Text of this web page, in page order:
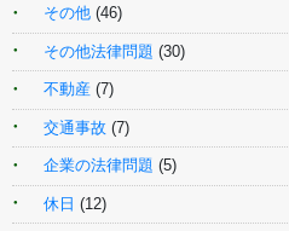
その他 (46)
その他法律問題 (30)
不動産 (7)
交通事故 (7)
企業の法律問題 (5)
休日 (12)